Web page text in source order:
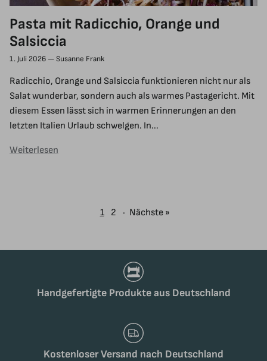
Pasta mit Radicchio, Orange und
Salsiccia
1. Juli 2026 —Susanne Frank
Radicchio, Orange und Salsiccia funktionieren nicht nur als
Salat wunderbar, sondern auch als warmes Pastagericht. Mit
diesem Essen lässt sich in warmen Erinnerungen an den
letzten Italien Urlaub schwelgen. In...
Weiterlesen
1 2 · Nächste »
Handgefertigte Produkte aus Deutschland
Kostenloser Versand nach Deutschland